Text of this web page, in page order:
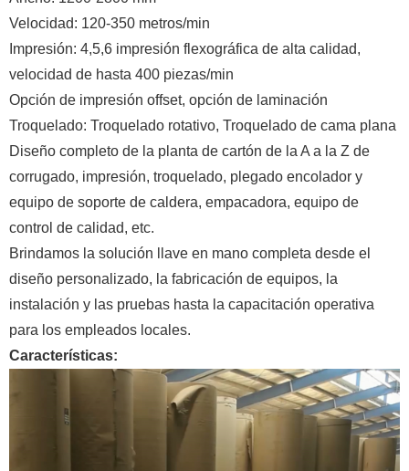
Velocidad: 120-350 metros/min
Impresión: 4,5,6 impresión flexográfica de alta calidad,
velocidad de hasta 400 piezas/min
Opción de impresión offset, opción de laminación
Troquelado: Troquelado rotativo, Troquelado de cama plana
Diseño completo de la planta de cartón de la A a la Z de
corrugado, impresión, troquelado, plegado encolador y
equipo de soporte de caldera, empacadora, equipo de
control de calidad, etc.
Brindamos la solución llave en mano completa desde el
diseño personalizado, la fabricación de equipos, la
instalación y las pruebas hasta la capacitación operativa
para los empleados locales.
Características: